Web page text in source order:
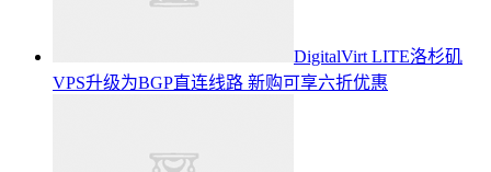
DigitalVirt LITE洛杉矶
VPS升级为BGP直连线路 新购可享六折优惠